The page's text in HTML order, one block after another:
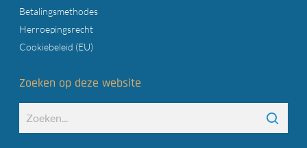
Betalingsmethodes
Herroepingsrecht
Cookiebeleid (EU)
Zoeken op deze website